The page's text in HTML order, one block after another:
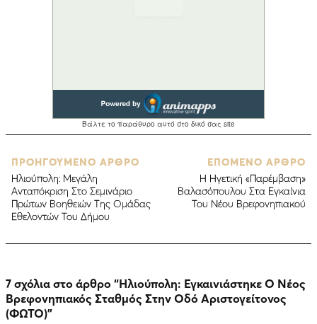
ΠΡΟΗΓΟΥΜΕΝΟ ΑΡΘΡΟ
Ηλιούπολη: Μεγάλη
Ανταπόκριση Στο Σεμινάριο
Πρώτων Βοηθειών Της Ομάδας
Εθελοντών Του Δήμου
ΕΠΟΜΕΝΟ ΑΡΘΡΟ
Η Ηγετική «Παρέμβαση»
Βαλασόπουλου Στα Εγκαίνια
Του Νέου Βρεφονηπιακού
7 σχόλια στο άρθρο “Ηλιούπολη: Εγκαινιάστηκε Ο Νέος
Βρεφονηπιακός Σταθμός Στην Οδό Αριστογείτονος
(ΦΩΤΟ)”